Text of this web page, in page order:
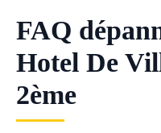
FAQ
Hotel De
2ème